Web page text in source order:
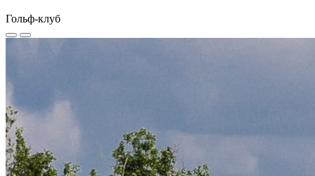
Гольф-клуб